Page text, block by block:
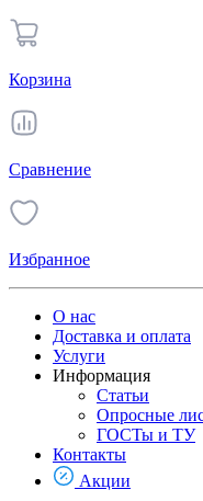
Корзина
Сравнение
Избранное
О нас
Доставка и оплата
Услуги
Информация
Статьи
Опросные
ГОСТы и ТУ
Контакты
Акции